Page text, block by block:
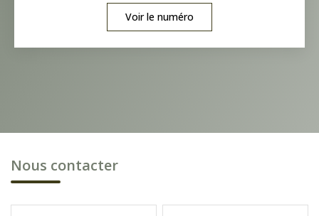
Voir le numéro
Nous contacter